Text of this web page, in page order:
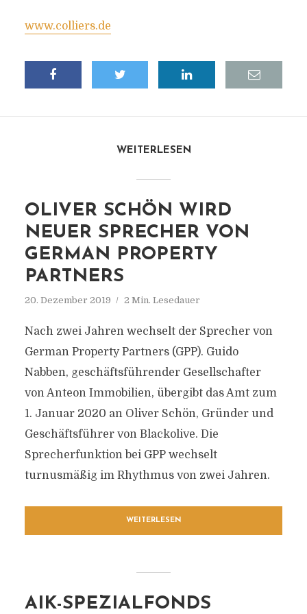
www.colliers.de
WEITERLESEN
OLIVER SCHÖN WIRD
NEUER SPRECHER VON
GERMAN PROPERTY
PARTNERS
20. Dezember 2019 2 Min. Lesedauer
Nach zwei Jahren wechselt der Sprecher von
German Property Partners (GPP). Guido
Nabben, geschäftsführender Gesellschafter
von Anteon Immobilien, übergibt das Amt zum
1. Januar 2020 an Oliver Schön, Gründer und
Geschäftsführer von Blackolive. Die
Sprecherfunktion bei GPP wechselt
turnusmäßig im Rhythmus von zwei Jahren.
WEITERLESEN
AIK-SPEZIALFONDS